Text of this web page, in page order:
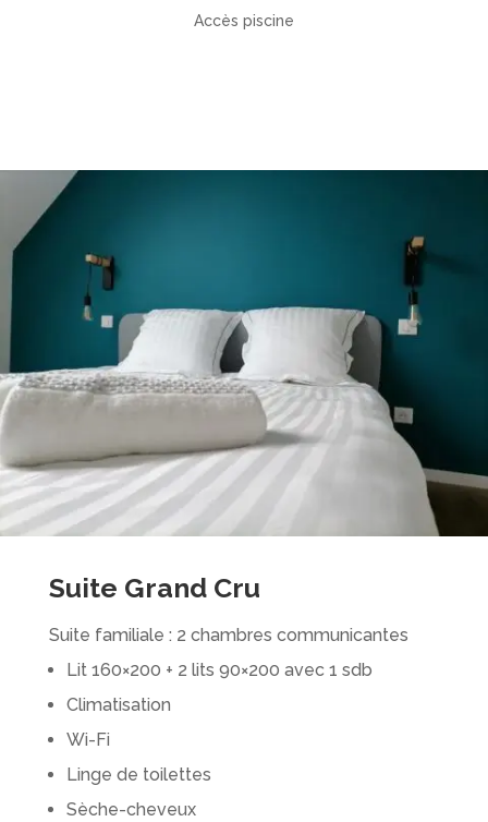
Accès piscine
Suite Grand Cru
Suite familiale : 2 chambres communicantes
Lit 160×200 + 2 lits 90×200 avec 1 sdb
Climatisation
Wi-Fi
Linge de toilettes
Sèche-cheveux